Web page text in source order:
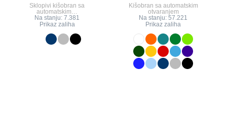
Sklopivi kišobran sa
automatskim…
Na stanju: 7.381
Prikaz zaliha
Kišobran sa automatskim
otvaranjem
Na stanju: 57.221
Prikaz zaliha